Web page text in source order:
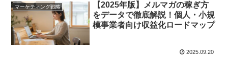
マーケティング戦略
【2025年版】メルマガの稼ぎ方
をデータで徹底解説！個人・小規
模事業者向け収益化ロードマップ
2025.09.20